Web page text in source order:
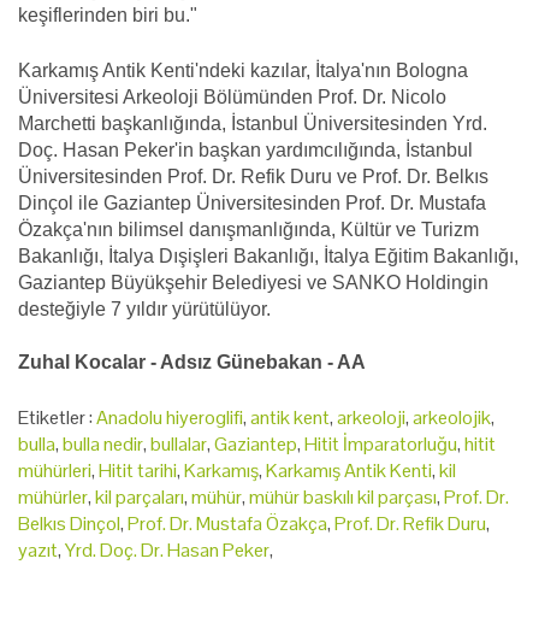
keşiflerinden biri bu."
Karkamış Antik Kenti'ndeki kazılar, İtalya'nın Bologna
Üniversitesi Arkeoloji Bölümünden Prof. Dr. Nicolo
Marchetti başkanlığında, İstanbul Üniversitesinden Yrd.
Doç. Hasan Peker'in başkan yardımcılığında, İstanbul
Üniversitesinden Prof. Dr. Refik Duru ve Prof. Dr. Belkıs
Dinçol ile Gaziantep Üniversitesinden Prof. Dr. Mustafa
Özakça'nın bilimsel danışmanlığında, Kültür ve Turizm
Bakanlığı, İtalya Dışişleri Bakanlığı, İtalya Eğitim Bakanlığı,
Gaziantep Büyükşehir Belediyesi ve SANKO Holdingin
desteğiyle 7 yıldır yürütülüyor.
Zuhal Kocalar - Adsız Günebakan - AA
Etiketler :Anadolu hiyeroglifi,antik kent,arkeoloji,arkeolojik,
bulla,bulla nedir,bullalar,Gaziantep,Hitit İmparatorluğu,hitit
mühürleri,Hitit tarihi,Karkamış,Karkamış Antik Kenti,kil
mühürler,kil parçaları,mühür,mühür baskılı kil parçası,Prof. Dr.
Belkıs Dinçol,Prof. Dr. Mustafa Özakça,Prof. Dr. Refik Duru,
yazıt,Yrd. Doç. Dr. Hasan Peker,